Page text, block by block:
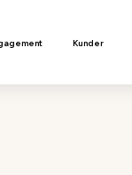
Kunder